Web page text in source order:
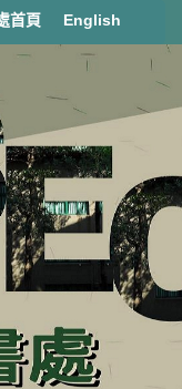
首頁 English